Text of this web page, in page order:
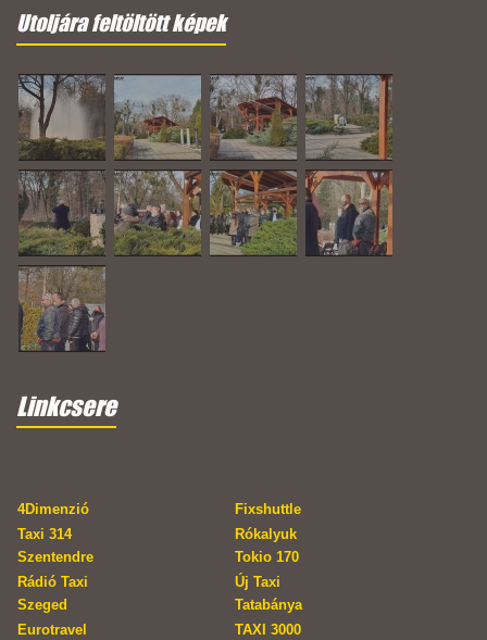
Utoljára feltöltött képek
Linkcsere
4Dimenzió
Fixshuttle
Taxi 314
Szentendre
Rókalyuk
Tokio 170
Rádió Taxi
Szeged
Új Taxi
Tatabánya
Eurotravel
TAXI 3000